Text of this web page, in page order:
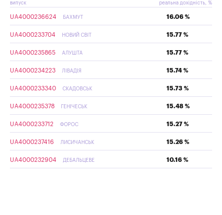
випуск реальна дохідність, %
UA4000236624 БАХМУТ 16.06 %
UA4000233704 НОВИЙ СВІТ 15.77 %
UA4000235865 АЛУШТА 15.77 %
UA4000234223 ЛІВАДІЯ 15.74 %
UA4000233340 СКАДОВСЬК 15.73 %
UA4000235378 ГЕНІЧЕСЬК 15.48 %
UA4000233712 ФОРОС 15.27 %
UA4000237416 ЛИСИЧАНСЬК 15.26 %
UA4000232904 ДЕБАЛЬЦЕВЕ 10.16 %